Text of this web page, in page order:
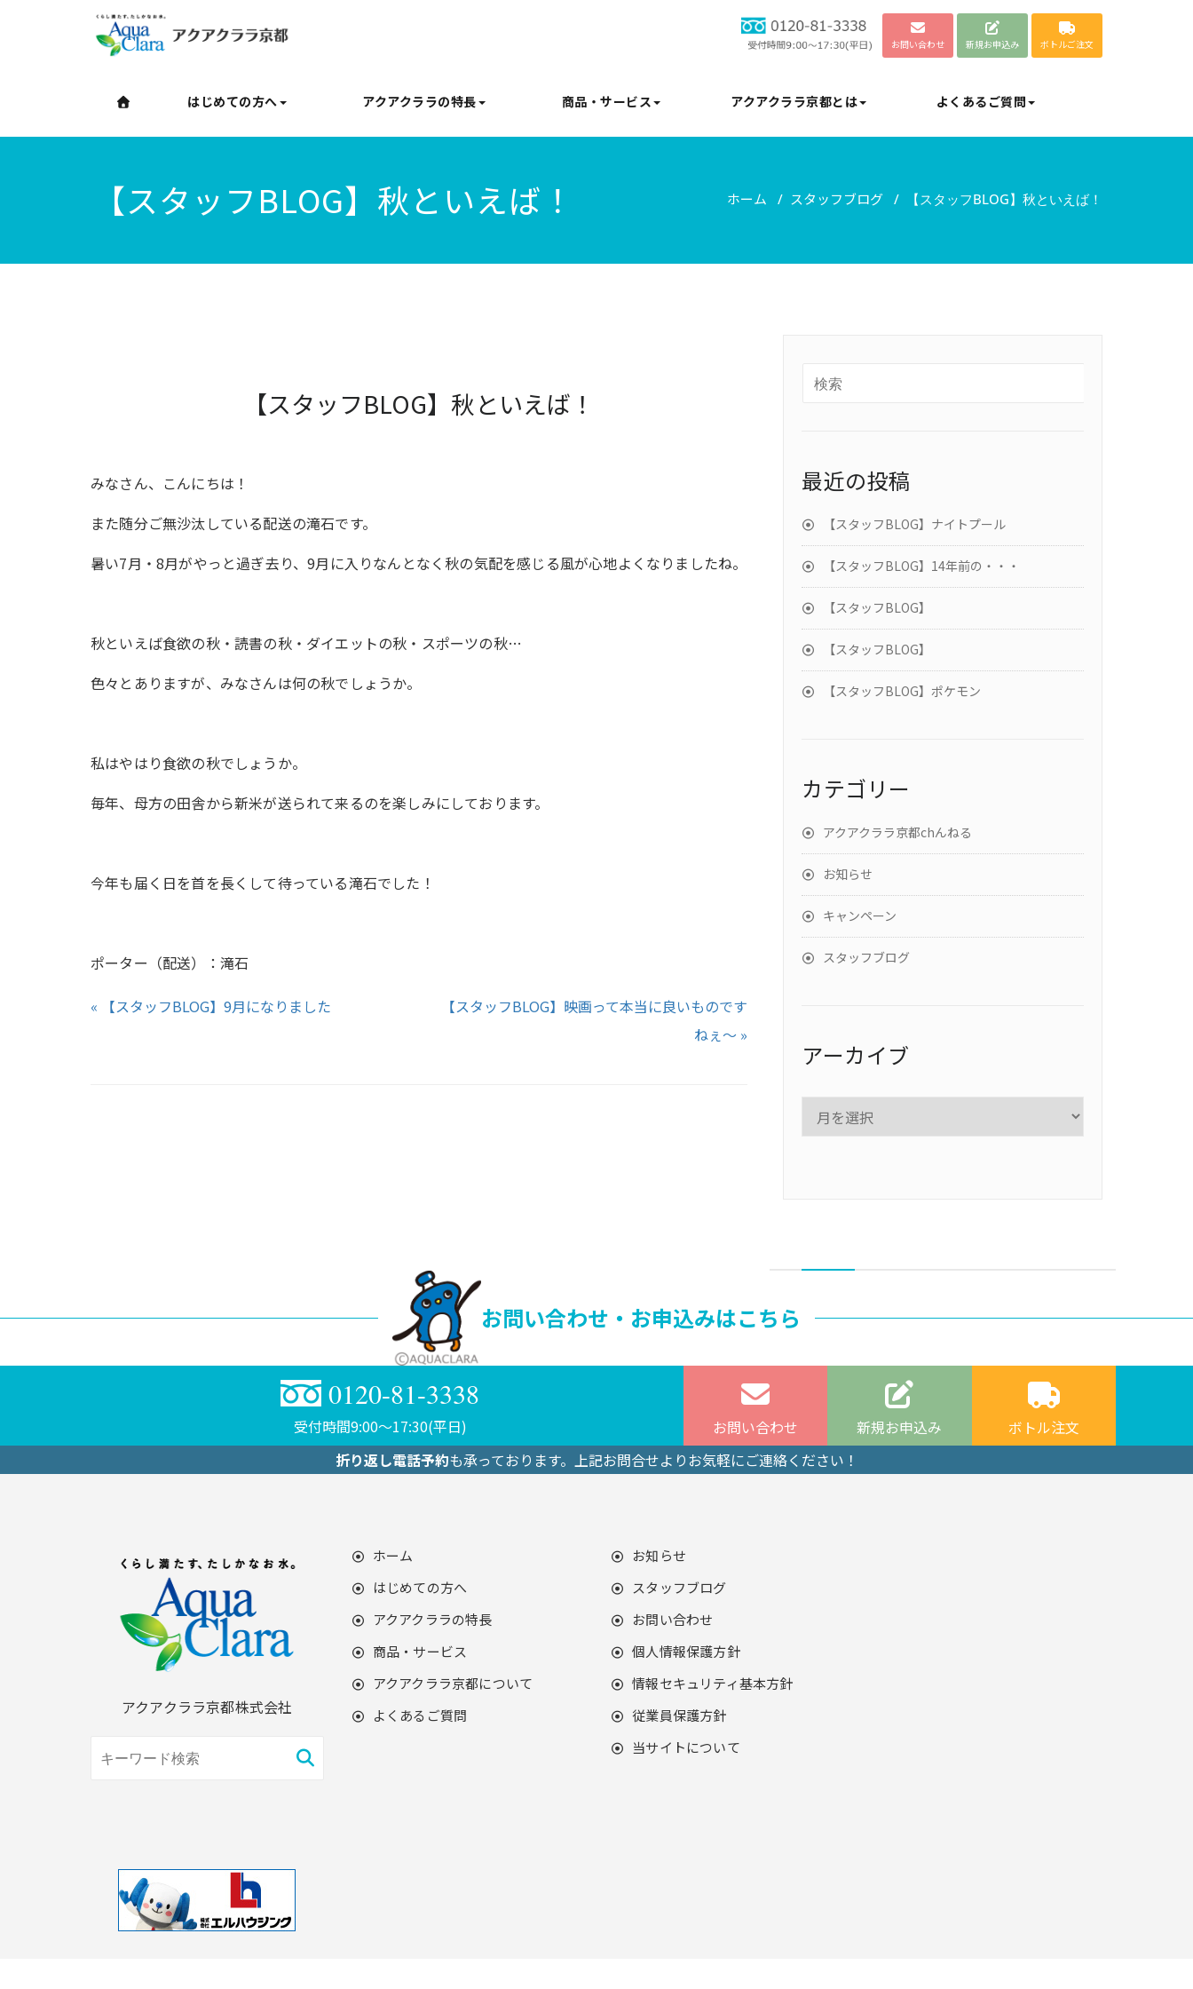
お問い合わせ 新規お申込み ボトルご注文
はじめての方へ アクアクララの特長 商品・サービス アクアクララ京都とは よくあるご質問
【スタッフBLOG】秋といえば！ ホーム / スタッフブログ / 【スタッフBLOG】秋といえば！
【スタッフBLOG】秋といえば！
みなさん、こんにちは！
また随分ご無沙汰している配送の滝石です。
暑い7月・8月がやっと過ぎ去り、9月に入りなんとなく秋の気配を感じる風が心地よくなりましたね。
秋といえば食欲の秋・読書の秋・ダイエットの秋・スポーツの秋…
色々とありますが、みなさんは何の秋でしょうか。
私はやはり食欲の秋でしょうか。
毎年、母方の田舎から新米が送られて来るのを楽しみにしております。
今年も届く日を首を長くして待っている滝石でした！
ポーター（配送）：滝石
« 【スタッフBLOG】9月になりました
【スタッフBLOG】映画って本当に良いものです
ねぇ～ »
最近の投稿
【スタッフBLOG】ナイトプール
【スタッフBLOG】14年前の・・・
【スタッフBLOG】
【スタッフBLOG】
【スタッフBLOG】ポケモン
カテゴリー
アクアクララ京都chんねる
お知らせ
キャンペーン
スタッフブログ
アーカイブ
お問い合わせ・お申込みはこちら
0120-81-3338
受付時間9:00〜17:30(平日) お問い合わせ 新規お申込み
ボトル注文
折り返し電話予約も承っております。上記お問合せよりお気軽にご連絡ください！
アクアクララ京都株式会社
ホーム
はじめての方へ
アクアクララの特長
商品・サービス
アクアクララ京都について
よくあるご質問
お知らせ
スタッフブログ
お問い合わせ
個人情報保護方針
情報セキュリティ基本方針
従業員保護方針
当サイトについて